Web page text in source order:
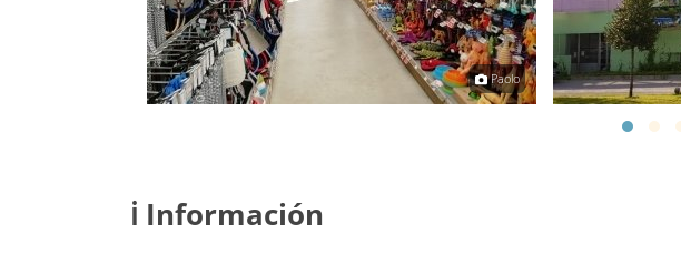
Paolo
ℹ️ Información